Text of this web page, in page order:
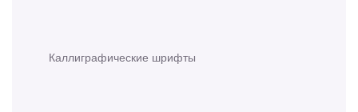
Каллиграфические шрифты